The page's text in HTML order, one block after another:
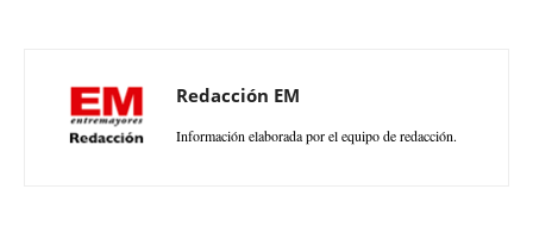
Redacción EM
Información elaborada por el equipo de redacción.